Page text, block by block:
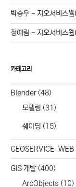
박승우 -지오서비스
정예림 -지오서비스
카테고리
Blender(48)
모델링 (31)
쉐이딩 (15)
GEOSERVICE-WEB
GIS 개발 (400)
ArcObjects (10)